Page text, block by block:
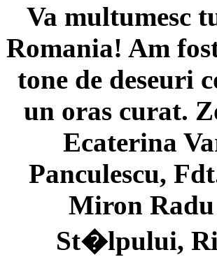
Va multumesc
Romania! Am
tone de deseuri
un oras curat.
Ecaterina
Panculescu,
Miron Radu
St�lpului,